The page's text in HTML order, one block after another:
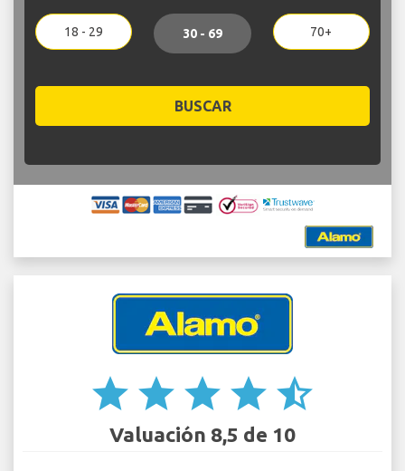
18 - 29 30 - 69 70+
BUSCAR
star star star star star_half
Valuación 8,5 de 10